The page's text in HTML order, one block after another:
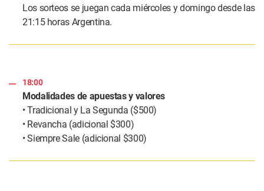
Los sorteos se juegan cada miércoles y domingo desde las
21:15 horas Argentina.
18:00
Modalidades de apuestas y valores
• Tradicional y La Segunda ($500)
• Revancha (adicional $300)
• Siempre Sale (adicional $300)